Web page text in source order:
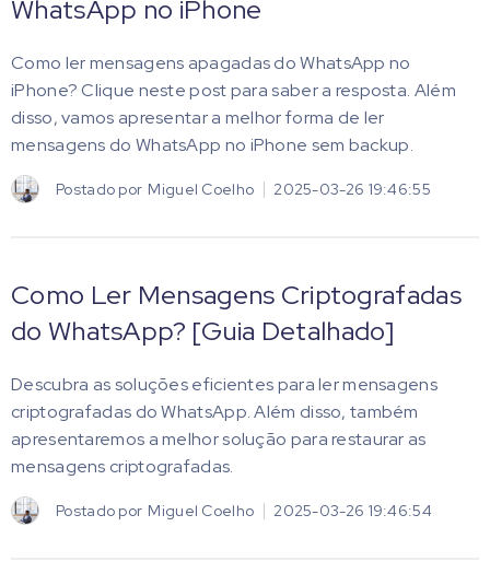
WhatsApp no iPhone
Como ler mensagens apagadas do WhatsApp no
iPhone? Clique neste post para saber a resposta. Além
disso, vamos apresentar a melhor forma de ler
mensagens do WhatsApp no iPhone sem backup.
Postado por Miguel Coelho 2025-03-26 19:46:55
Como Ler Mensagens Criptografadas
do WhatsApp? [Guia Detalhado]
Descubra as soluções eficientes para ler mensagens
criptografadas do WhatsApp. Além disso, também
apresentaremos a melhor solução para restaurar as
mensagens criptografadas.
Postado por Miguel Coelho 2025-03-26 19:46:54